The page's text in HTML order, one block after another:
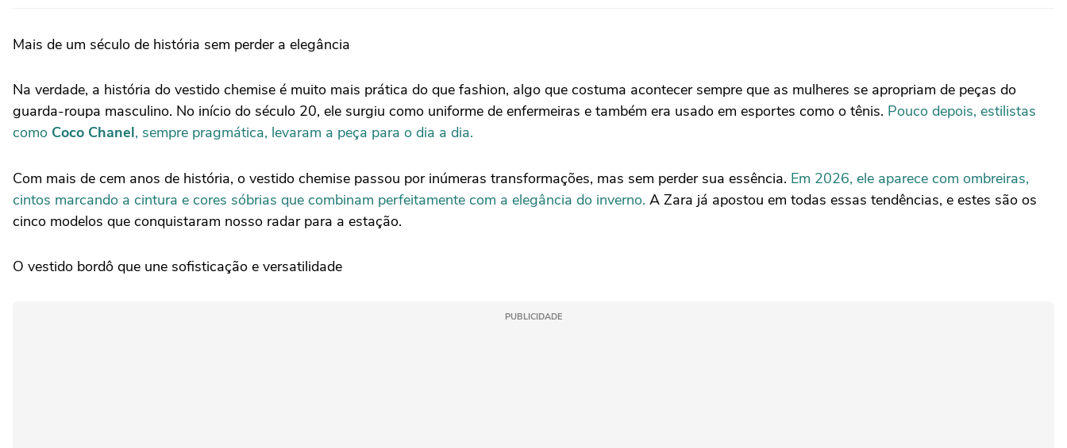
Mais de um século de história sem perder a elegância
Na verdade, a história do vestido chemise é muito mais prática do que fashion, algo que costuma acontecer sempre que as mulheres se apropriam de peças do
guarda-roupa masculino. No início do século 20, ele surgiu como uniforme de enfermeiras e também era usado em esportes como o tênis. Pouco depois, estilistas
como Coco Chanel, sempre pragmática, levaram a peça para o dia a dia.
Com mais de cem anos de história, o vestido chemise passou por inúmeras transformações, mas sem perder sua essência. Em 2026, ele aparece com ombreiras,
cintos marcando a cintura e cores sóbrias que combinam perfeitamente com a elegância do inverno. A Zara já apostou em todas essas tendências, e estes são os
cinco modelos que conquistaram nosso radar para a estação.
O vestido bordô que une sofisticação e versatilidade
PUBLICIDADE